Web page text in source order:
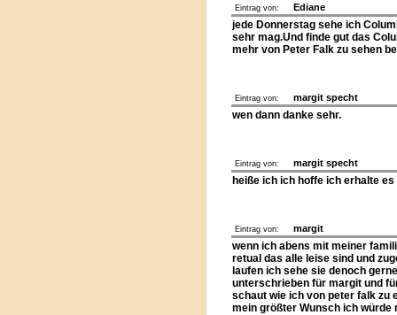
Eintrag von: Ediane
jede Donnerstag sehe ich
sehr mag.Und finde gut das
mehr von Peter Falk zu sehen
Eintrag von: margit specht
wen dann danke sehr.
Eintrag von: margit specht
heiße ich ich hoffe ich erhalte es
Eintrag von: margit
wenn ich abens mit meiner
retual das alle leise sind und
laufen ich sehe sie denoch
unterschrieben für margit und
schaut wie ich von peter falk zu
mein größter Wunsch ich würde